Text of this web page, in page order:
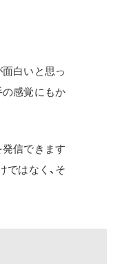
白いと思っ
の感覚にもか
信できます
ではなく、そ